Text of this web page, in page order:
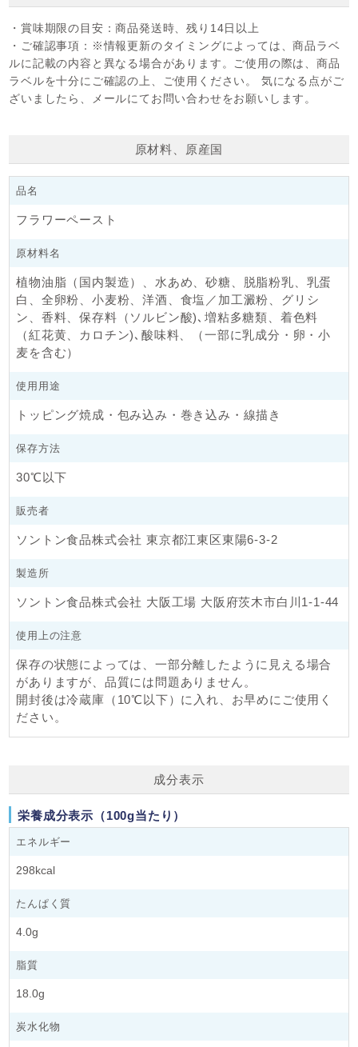
▼ レシピはこちら ▼
・賞味期限の目安：商品発送時、残り14日以上
・ご確認事項： ※情報更新のタイミングによっては、商品ラベ
ルに記載の内容と異なる場合があります。ご使用の際は、商品
ラベルを十分にご確認の上、ご使用ください。 気になる点がご
ざいましたら、メールにてお問い合わせをお願いします。
原材料、原産国
品名
フラワーペースト
原材料名
植物油脂（国内製造）、水あめ、砂糖、脱脂粉乳、乳蛋
白、全卵粉、小麦粉、洋酒、食塩／加工澱粉、グリシ
ン、香料、保存料（ソルビン酸)､増粘多糖類、着色料
（紅花黄、カロチン)､酸味料、（一部に乳成分・卵・小
麦を含む）
使用用途
トッピング焼成・包み込み・巻き込み・線描き
保存方法
30℃以下
販売者
ソントン食品株式会社 東京都江東区東陽6-3-2
製造所
ソントン食品株式会社 大阪工場 大阪府茨木市白川1-1-44
使用上の注意
保存の状態によっては、一部分離したように見える場合
がありますが、品質には問題ありません。
開封後は冷蔵庫（10℃以下）に入れ、お早めにご使用く
ださい。
成分表示
栄養成分表示（100g当たり）
エネルギー
298kcal
たんぱく質
4.0g
脂質
18.0g
炭水化物